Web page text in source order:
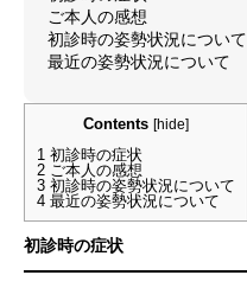
ご本人の感想
初診時の姿勢状況について
最近の姿勢状況について
Contents [hide]
1 初診時の症状
2 ご本人の感想
3 初診時の姿勢状況について
4 最近の姿勢状況について
初診時の症状